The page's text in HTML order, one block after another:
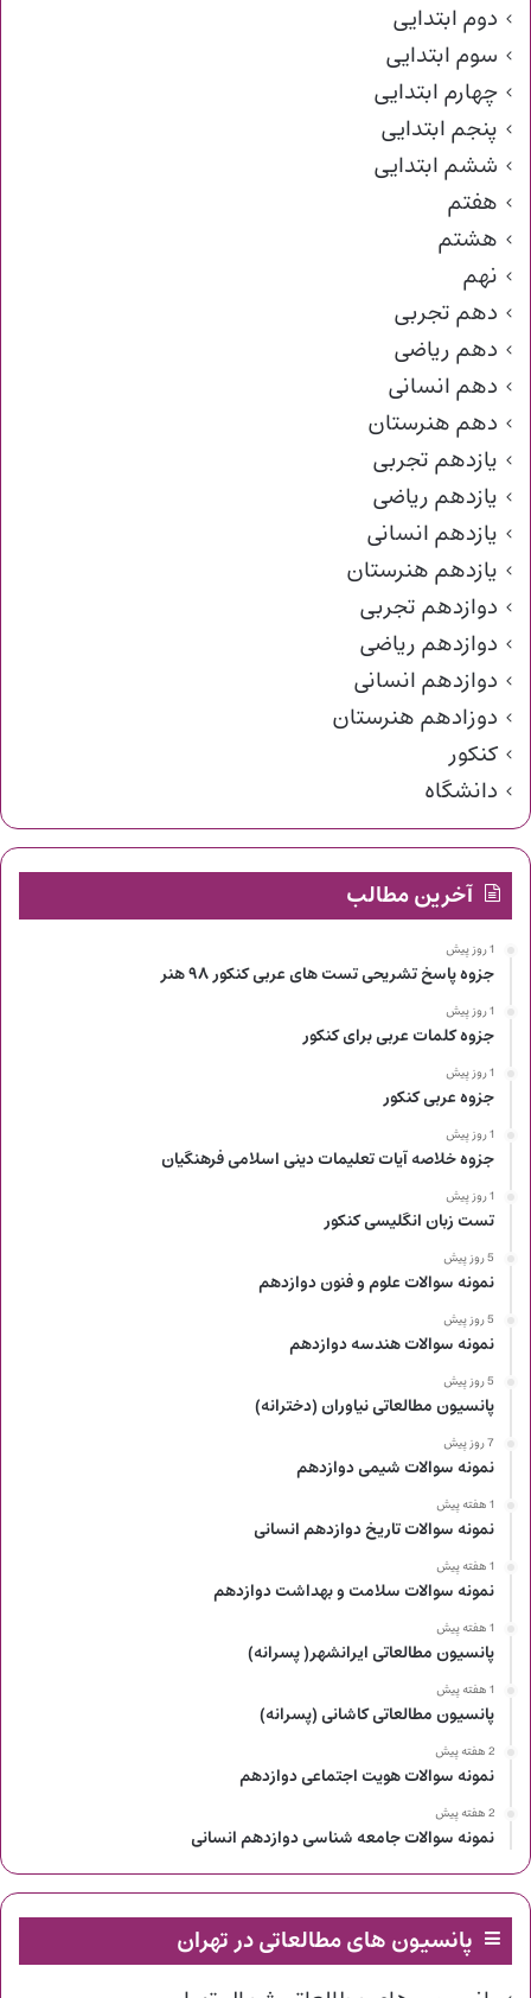
دوم ابتدایی
سوم ابتدایی
چهارم ابتدایی
پنجم ابتدایی
ششم ابتدایی
هفتم
هشتم
نهم
دهم تجربی
دهم ریاضی
دهم انسانی
دهم هنرستان
یازدهم تجربی
یازدهم ریاضی
یازدهم انسانی
یازدهم هنرستان
دوازدهم تجربی
دوازدهم ریاضی
دوازدهم انسانی
دوزادهم هنرستان
کنکور
دانشگاه
آخرین مطالب
1 روز پیش
جزوه پاسخ تشریحی تست های عربی کنکور ۹۸ هنر
1 روز پیش
جزوه کلمات عربی برای کنکور
1 روز پیش
جزوه عربی کنکور
1 روز پیش
جزوه خلاصه آیات تعلیمات دینی اسلامی فرهنگیان
1 روز پیش
تست زبان انگلیسی کنکور
5 روز پیش
نمونه سوالات علوم و فنون دوازدهم
5 روز پیش
نمونه سوالات هندسه دوازدهم
5 روز پیش
پانسیون مطالعاتی نیاوران (دخترانه)
7 روز پیش
نمونه سوالات شیمی دوازدهم
1 هفته پیش
نمونه سوالات تاریخ دوازدهم انسانی
1 هفته پیش
نمونه سوالات سلامت و بهداشت دوازدهم
1 هفته پیش
پانسیون مطالعاتی ایرانشهر( پسرانه)
1 هفته پیش
پانسیون مطالعاتی کاشانی (پسرانه)
2 هفته پیش
نمونه سوالات هویت اجتماعی دوازدهم
2 هفته پیش
نمونه سوالات جامعه شناسی دوازدهم انسانی
پانسیون های مطالعاتی در تهران